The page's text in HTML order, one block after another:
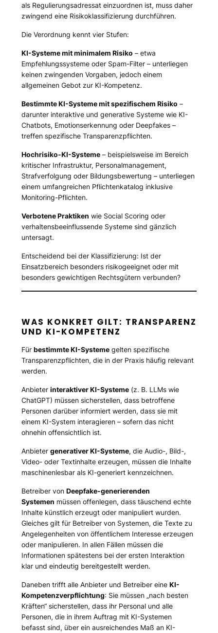
als Regulierungsadressat einzuordnen ist, muss daher
zwingend eine Risikoklassifizierung durchführen.
Die Verordnung kennt vier Stufen:
KI-Systeme mit minimalem Risiko – etwa
Empfehlungssysteme oder Spam-Filter – unterliegen
keinen zwingenden Vorgaben, jedoch einem
allgemeinen Gebot zur KI-Kompetenz.
Bestimmte KI-Systeme mit spezifischem Risiko –
darunter interaktive und generative Systeme wie KI-
Chatbots, Emotionserkennung oder Deepfakes –
treffen spezifische Transparenzpflichten.
Hochrisiko-KI-Systeme– beispielsweise im Bereich
kritischer Infrastruktur, Personalmanagement,
Strafverfolgung oder Bildungsbewertung – unterliegen
einem umfangreichen Pflichtenkatalog inklusive
Monitoring-Pflichten.
Verbotene Praktiken wie Social Scoring oder
verhaltensbeeinflussende Systeme sind gänzlich
untersagt.
Entscheidend bei der Klassifizierung: Ist der
Einsatzbereich besonders risikogeeignet oder mit
besonders gewichtigen Rechtsgütern verbunden?
WAS KONKRET GILT: TRANSPARENZ
UND KI-KOMPETENZ
Für bestimmte KI-Systemegelten spezifische
Transparenzpflichten, die in der Praxis häufig relevant
werden.
Anbieter interaktiver KI-Systeme(z. B. LLMs wie
ChatGPT) müssen sicherstellen, dass betroffene
Personen darüber informiert werden, dass sie mit
einem KI-System interagieren – sofern das nicht
ohnehin offensichtlich ist.
Anbieter generativer KI-Systeme, die Audio-, Bild-,
Video- oder Textinhalte erzeugen, müssen die Inhalte
maschinenlesbar als KI-generiert kennzeichnen.
Betreiber von Deepfake-generierenden
Systemen müssen offenlegen, dass täuschend echte
Inhalte künstlich erzeugt oder manipuliert wurden.
Gleiches gilt für Betreiber von Systemen, die Texte zu
Angelegenheiten von öffentlichem Interesse erzeugen
oder manipulieren. In allen Fällen müssen die
Informationen spätestens bei der ersten Interaktion
klar und eindeutig bereitgestellt werden.
Daneben trifft alle Anbieter und Betreiber eine KI-
Kompetenzverpflichtung: Sie müssen „nach besten
Kräften“ sicherstellen, dass ihr Personal und alle
Personen, die in ihrem Auftrag mit KI-Systemen
befasst sind, über ein ausreichendes Maß an KI-